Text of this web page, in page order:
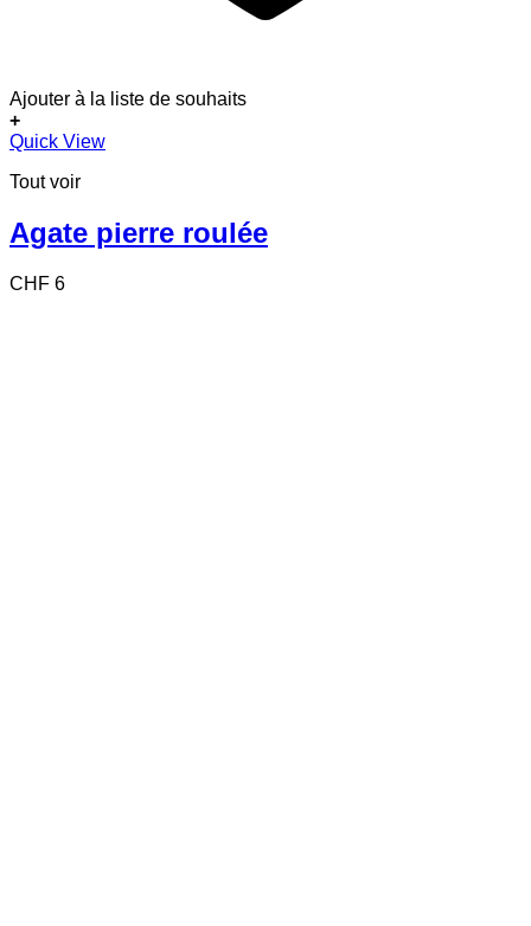
Ajouter à la liste de souhaits
+
Quick View
Tout voir
Agate pierre roulée
CHF 6